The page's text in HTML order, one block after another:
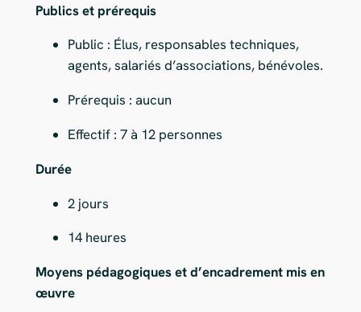
Publics et prérequis
Public : Élus, responsables techniques,
agents, salariés d’associations, bénévoles.
Prérequis : aucun
Effectif : 7 à 12 personnes
Durée
2 jours
14 heures
Moyens pédagogiques et d’encadrement mis en
œuvre